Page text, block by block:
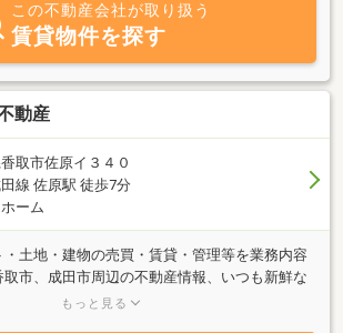
この不動産会社が取り扱う
賃貸物件を探す
動産
取市佐原イ３４０
田線 佐原駅 徒歩7分
ーム
土地・建物の売買・賃貸・管理等を業務内容
取市、成田市周辺の不動産情報、いつも新鮮な
ます。「売りたい・買いたい・借りたい・貸し
もっと見る